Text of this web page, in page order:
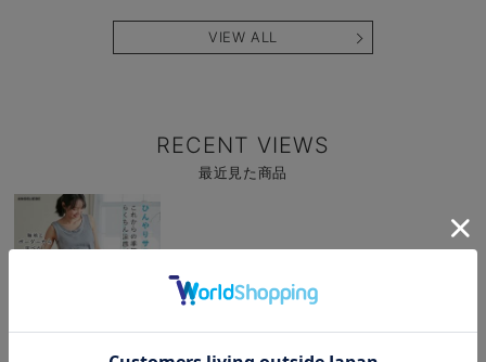
使える】
VIEW ALL
RECENT VIEWS
最近見た商品
商
細
お気に入り商品を確認する